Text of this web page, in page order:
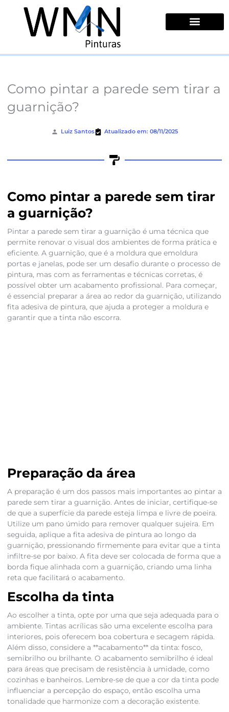
conteúdo
Como pintar a parede sem tirar a
guarnição?
Luiz Santos Atualizado em: 08/11/2025
Como pintar a parede sem tirar
a guarnição?
Pintar a parede sem tirar a guarnição é uma técnica que
permite renovar o visual dos ambientes de forma prática e
eficiente. A guarnição, que é a moldura que emoldura
portas e janelas, pode ser um desafio durante o processo de
pintura, mas com as ferramentas e técnicas corretas, é
possível obter um acabamento profissional. Para começar,
é essencial preparar a área ao redor da guarnição, utilizando
fita adesiva de pintura, que ajuda a proteger a moldura e
garantir que a tinta não escorra.
Preparação da área
A preparação é um dos passos mais importantes ao pintar a
parede sem tirar a guarnição. Antes de iniciar, certifique-se
de que a superfície da parede esteja limpa e livre de poeira.
Utilize um pano úmido para remover qualquer sujeira. Em
seguida, aplique a fita adesiva de pintura ao longo da
guarnição, pressionando firmemente para evitar que a tinta
infiltre-se por baixo. A fita deve ser colocada de forma que a
borda fique alinhada com a guarnição, criando uma linha
reta que facilitará o acabamento.
Escolha da tinta
Ao escolher a tinta, opte por uma que seja adequada para o
ambiente. Tintas acrílicas são uma excelente escolha para
interiores, pois oferecem boa cobertura e secagem rápida.
Além disso, considere a **acabamento** da tinta: fosco,
semibrilho ou brilhante. O acabamento semibrilho é ideal
para áreas que precisam de resistência à umidade, como
cozinhas e banheiros. Lembre-se de que a cor da tinta pode
influenciar a percepção do espaço, então escolha uma
tonalidade que harmonize com a decoração existente.